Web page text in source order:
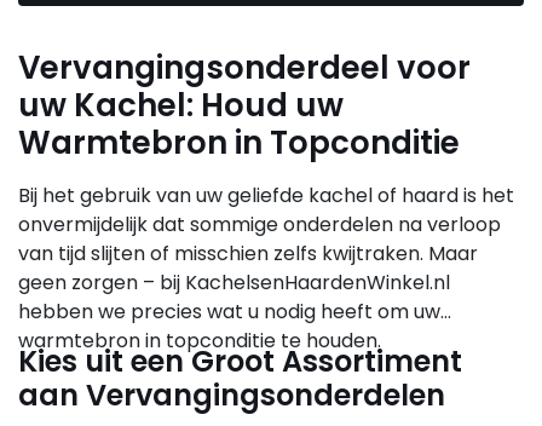
Vervangingsonderdeel voor
uw Kachel: Houd uw
Warmtebron in Topconditie
Bij het gebruik van uw geliefde kachel of haard is het
onvermijdelijk dat sommige onderdelen na verloop
van tijd slijten of misschien zelfs kwijtraken. Maar
geen zorgen – bij KachelsenHaardenWinkel.nl
hebben we precies wat u nodig heeft om uw
warmtebron in topconditie te houden.
Kies uit een Groot Assortiment
aan Vervangingsonderdelen